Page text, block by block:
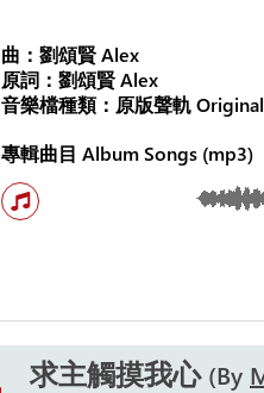
曲：劉頌賢 Alex
原詞：劉頌賢 Alex
音樂檔種類：原版聲軌
專輯曲目 Album Songs (mp3)
求主觸摸我心 By